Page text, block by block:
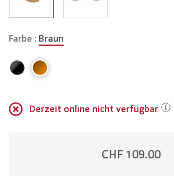
Farbe : Braun
Derzeit online nicht verfügbar
CHF 109.00